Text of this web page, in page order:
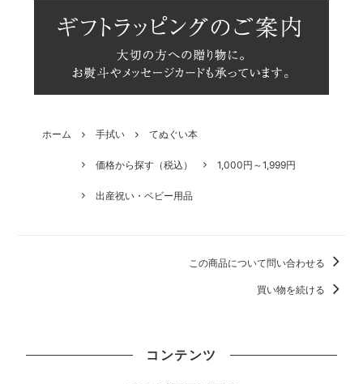
ホーム 手拭い てぬぐい本
価格から探す（税込） 1,000円～1,999円
出産祝い・ベビー用品
この商品について問い合わせる
買い物を続ける
コンテンツ